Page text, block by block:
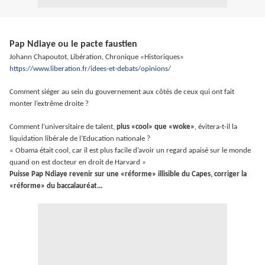
Pap Ndiaye ou le pacte faustien
Johann Chapoutot, Libération, Chronique «Historiques»
https://www.liberation.fr/idees-et-debats/opinions/
Comment siéger au sein du gouvernement aux côtés de ceux qui ont fait
monter l’extrême droite ?
Comment l’universitaire de talent, plus «cool» que «woke», évitera-t-il la
liquidation libérale de l’Education nationale ?
« Obama était cool, car il est plus facile d’avoir un regard apaisé sur le monde
quand on est docteur en droit de Harvard »
Puisse Pap Ndiaye revenir sur une «réforme» illisible du Capes, corriger la
«réforme» du baccalauréat...